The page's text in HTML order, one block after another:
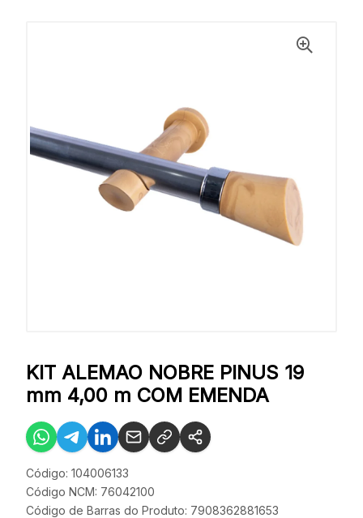
KIT ALEMAO NOBRE PINUS 19
mm 4,00 m COM EMENDA
Código: 104006133
Código NCM: 76042100
Código de Barras do Produto: 7908362881653